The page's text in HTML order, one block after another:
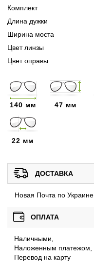
Комплект
Длина дужки
Ширина моста
Цвет линзы
Цвет оправы
140 мм 47 мм
22 мм
ДОСТАВКА
Новая Почта по Украине
ОПЛАТА
Наличными,
Наложенным платежом,
Перевод на карту